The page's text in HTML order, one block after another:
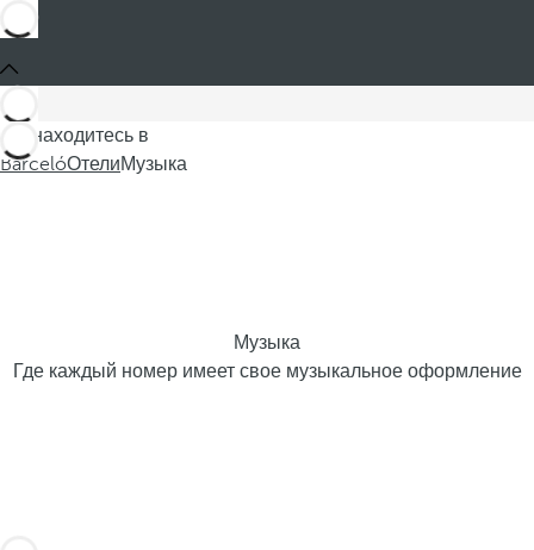
Вы находитесь в
BarcelóОтелиМузыка
Музыка
Где каждый номер имеет свое музыкальное оформление